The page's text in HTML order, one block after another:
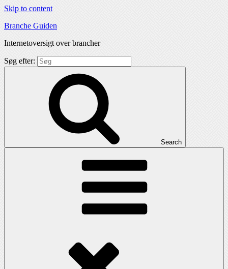
Skip to content
Branche Guiden
Internetoversigt over brancher
Søg efter:
Search